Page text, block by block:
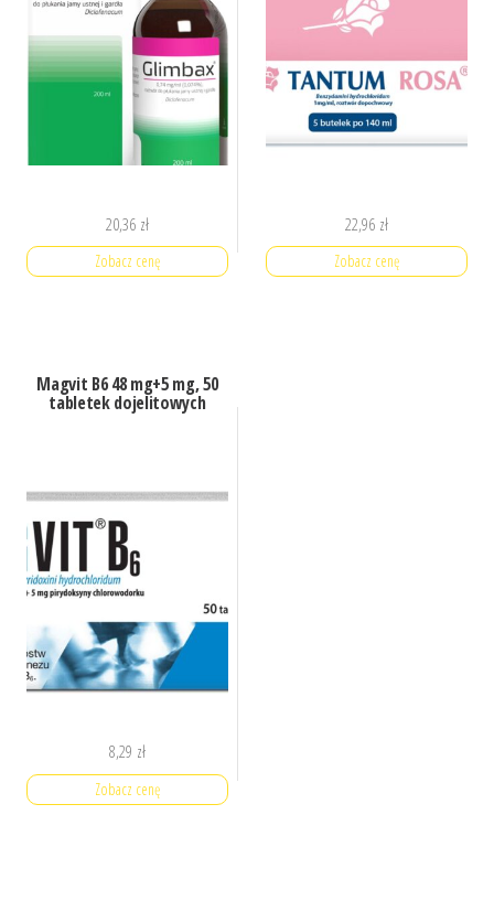
20,36 zł
Zobacz cenę
22,96 zł
Zobacz cenę
Magvit B6 48 mg+5 mg, 50
tabletek dojelitowych
8,29 zł
Zobacz cenę